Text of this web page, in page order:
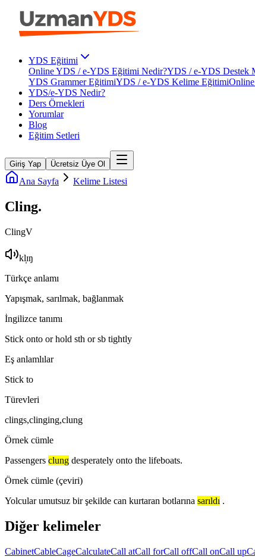
YDS Eğitimi
Online YDS / e-YDS Eğitimi Nedir?YDS / e-YDS Destek
YDS Grammer EğitimiYDS / e-YDS Kelime EğitimiOnline
YDS/e-YDS Nedir?
Ders Örnekleri
Yorumlar
Blog
Eğitim Setleri
Giriş Yap Ücretsiz Üye Ol
Ana Sayfa Kelime Listesi
Cling.
ClingV
kl̩ɪŋ
Türkçe anlamı
Yapışmak, sarılmak, bağlanmak
İngilizce tanımı
Stick onto or hold sth or sb tightly
Eş anlamlılar
Stick to
Türevleri
clings,clinging,clung
Örnek cümle
Passengers clung desperately onto the lifeboats.
Örnek cümle (çeviri)
Yolcular umutsuz bir şekilde can kurtaran botlarına sarıldı .
Diğer kelimeler
CabinetCableCageCalculateCall atCall forCall offCall onCall up